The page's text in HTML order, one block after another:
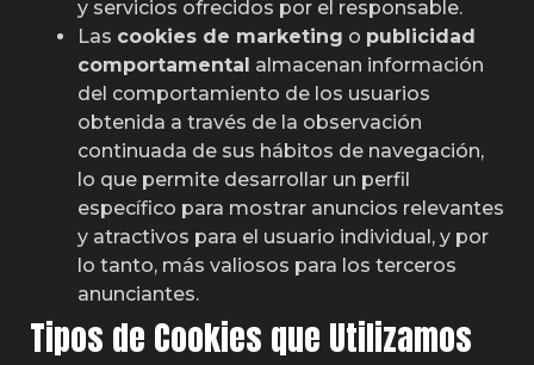
y servicios ofrecidos por el responsable.
Las cookies de marketing o publicidad
comportamental almacenan información
del comportamiento de los usuarios
obtenida a través de la observación
continuada de sus hábitos de navegación,
lo que permite desarrollar un perfil
específico para mostrar anuncios relevantes
y atractivos para el usuario individual, y por
lo tanto, más valiosos para los terceros
anunciantes.
Tipos de Cookies que Utilizamos